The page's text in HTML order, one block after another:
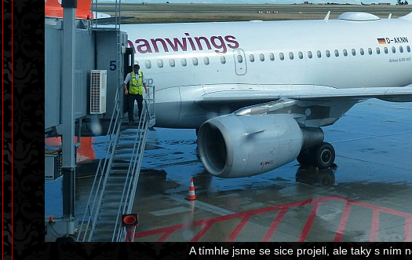
A tímhle jsme se sice projeli, ale taky s ním